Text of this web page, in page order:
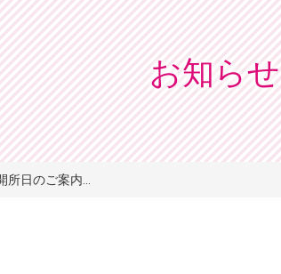
お知らせ
所日のご案内...